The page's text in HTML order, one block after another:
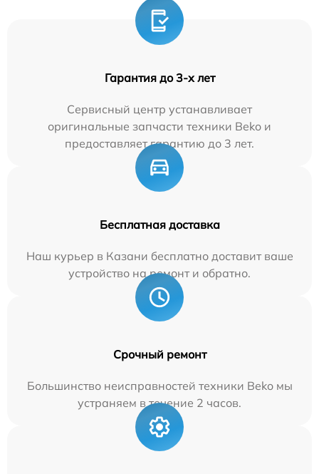
Гарантия до 3-х лет
Сервисный центр устанавливает
оригинальные запчасти техники Beko и
предоставляет гарантию до 3 лет.
Бесплатная доставка
Наш курьер в Казани бесплатно доставит ваше
устройство на ремонт и обратно.
Срочный ремонт
Большинство неисправностей техники Beko мы
устраняем в течение 2 часов.